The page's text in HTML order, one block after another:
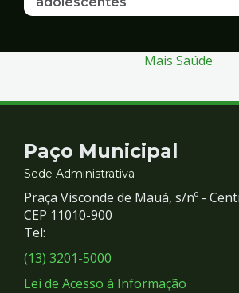
Mais Saúde
Contato
e
Redes
Sociais
Paço Municipal
Sede Administrativa
Praça Visconde de Mauá, s/nº -
CEP 11010-900
Tel:
(13) 3201-5000
Lei de Acesso à Informação